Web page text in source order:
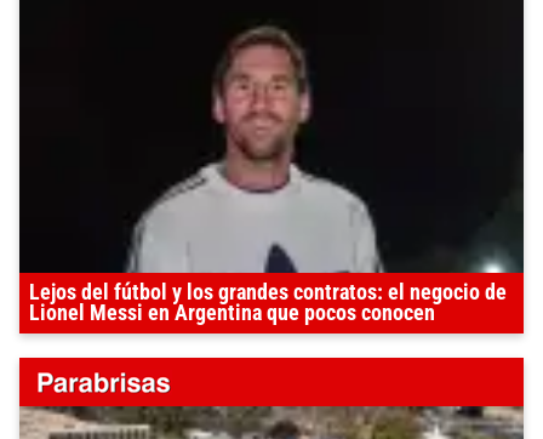
Lejos del fútbol y los grandes contratos: el negocio de
Lionel Messi en Argentina que pocos conocen